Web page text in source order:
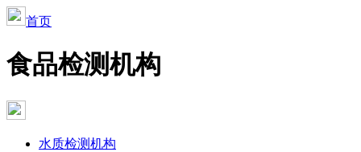
首页
食品检测机构
水质检测机构